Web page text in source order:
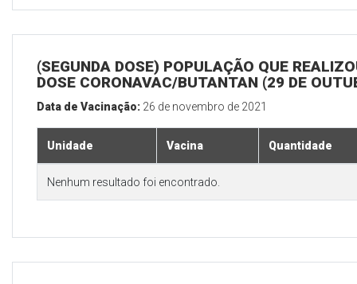
(SEGUNDA DOSE) POPULAÇÃO QUE
DOSE CORONAVAC/BUTANTAN (29 DE
Data de Vacinação: 26 de novembro de 2021
Unidade Vacina Quantidade
Nenhum resultado foi encontrado.